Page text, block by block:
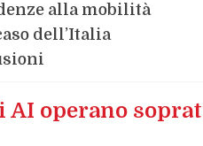
alla mobilità
dell’Italia
operano